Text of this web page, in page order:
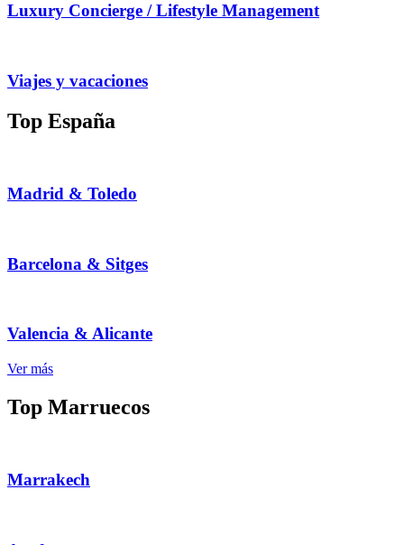
Luxury Concierge / Lifestyle Management
Viajes y vacaciones
Top España
Madrid & Toledo
Barcelona & Sitges
Valencia & Alicante
Ver más
Top Marruecos
Marrakech